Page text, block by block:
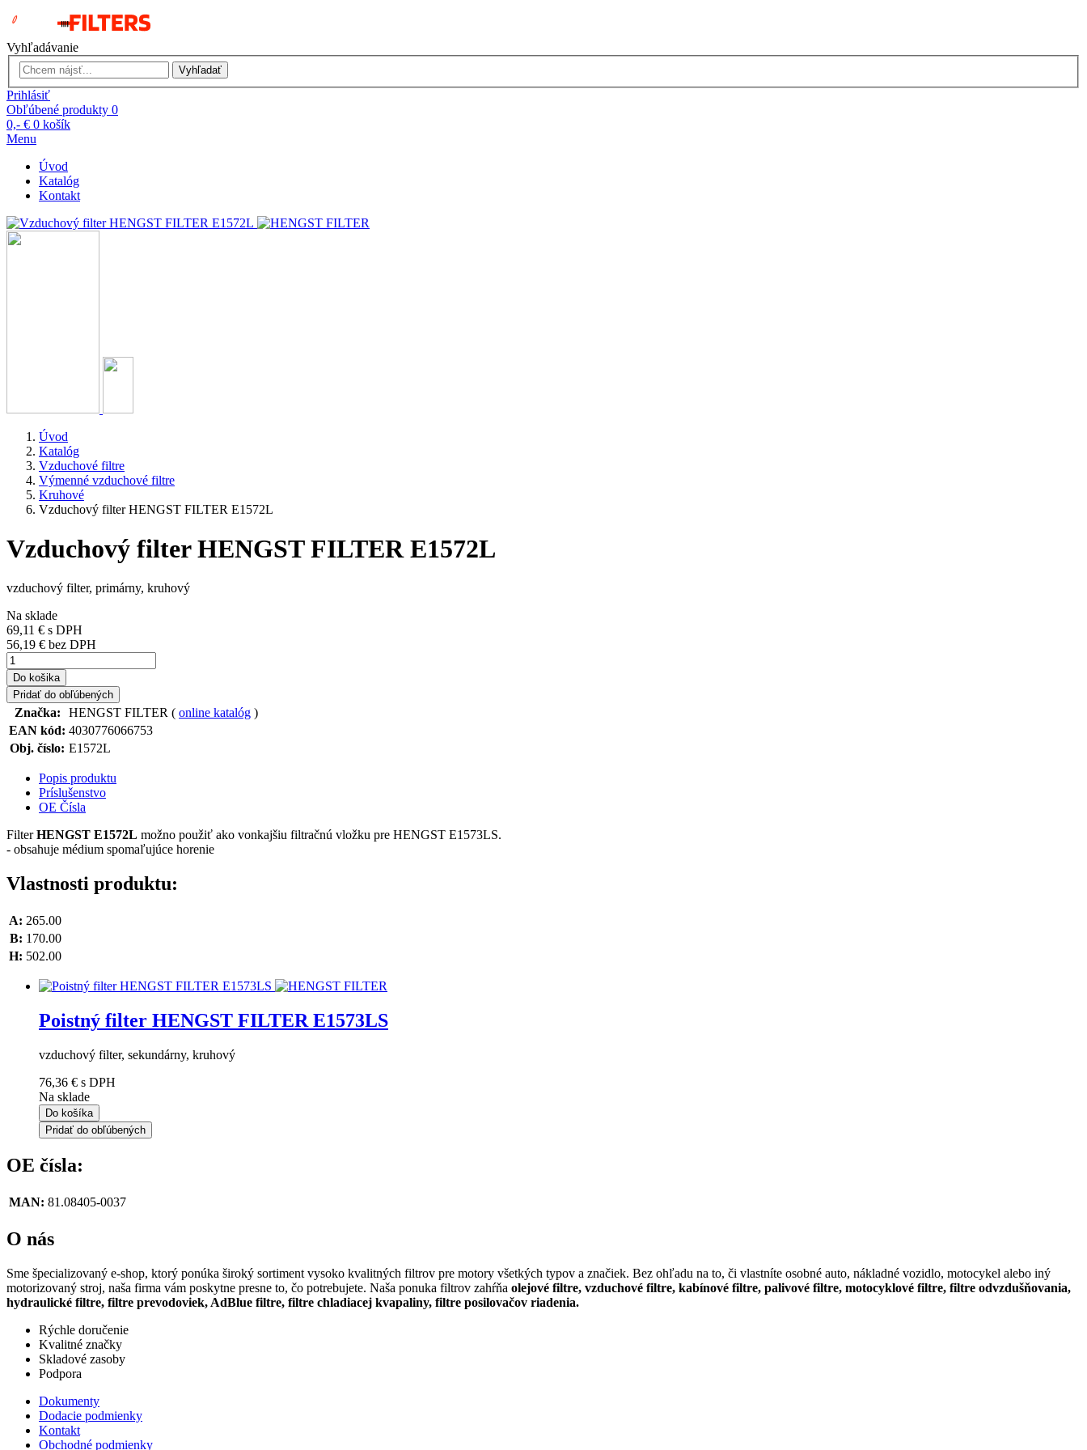
Vyhľadávanie
Vyhľadať
Prihlásiť
Obľúbené produkty 0
0,- € 0 košík
Menu
Úvod
Katalóg
Kontakt
Úvod
Katalóg
Vzduchové filtre
Výmenné vzduchové filtre
Kruhové
Vzduchový filter HENGST FILTER E1572L
Vzduchový filter HENGST FILTER E1572L
vzduchový filter, primárny, kruhový
Na sklade
69,11 € s DPH
56,19 € bez DPH
Do košika
Pridať do obľúbených
Značka: HENGST FILTER ( online katalóg )
EAN kód: 4030776066753
Obj. číslo: E1572L
Popis produktu
Príslušenstvo
OE Čísla
FilterHENGST E1572L možno použiť ako vonkajšiu filtračnú vložku pre HENGST E1573LS.
- obsahuje médium spomaľujúce horenie
Vlastnosti produktu:
A: 265.00
B: 170.00
H: 502.00
Poistný filter HENGST FILTER E1573LS
vzduchový filter, sekundárny, kruhový
76,36 € s DPH
Na sklade
Do košíka
Pridať do obľúbených
OE čísla:
MAN: 81.08405-0037
O nás
Sme špecializovaný e-shop, ktorý ponúka široký sortiment vysoko kvalitných filtrov pre motory všetkých typov a značiek. Bez ohľadu na to, či vlastníte osobné auto, nákladné vozidlo, motocykel alebo iný
motorizovaný stroj, naša firma vám poskytne presne to, čo potrebujete. Naša ponuka filtrov zahŕňa olejové filtre, vzduchové filtre, kabínové filtre, palivové filtre, motocyklové filtre, filtre odvzdušňovania,
hydraulické filtre, filtre prevodoviek, AdBlue filtre, filtre chladiacej kvapaliny, filtre posilovačov riadenia.
Rýchle doručenie
Kvalitné značky
Skladové zasoby
Podpora
Dokumenty
Dodacie podmienky
Kontakt
Obchodné podmienky